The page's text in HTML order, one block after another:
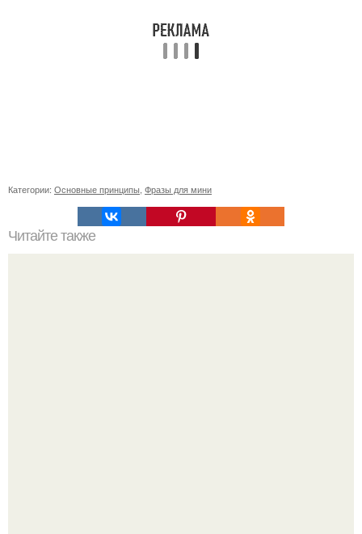
Категории: Основные принципы Фразы для мини
Читайте также